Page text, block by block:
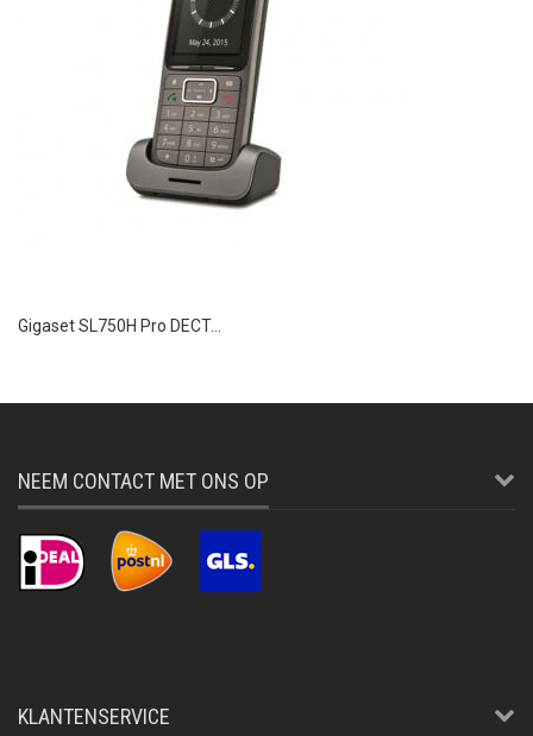
Gigaset SL750H Pro DECT...
NEEM CONTACT MET ONS OP
KLANTENSERVICE